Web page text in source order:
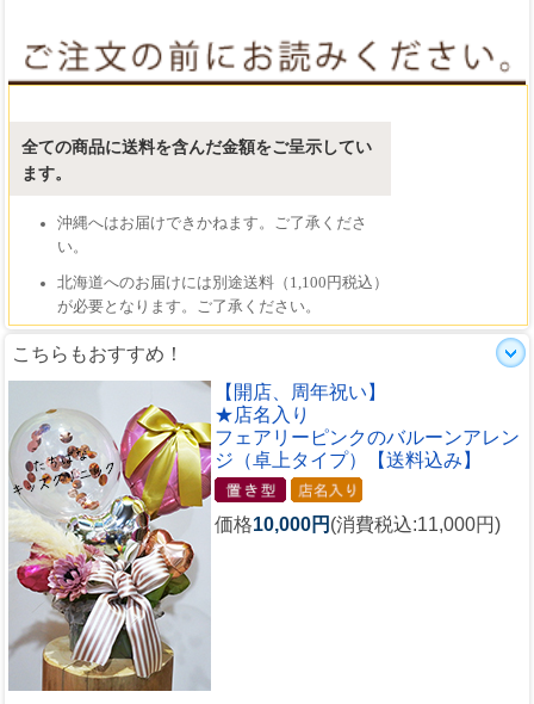
こちらもおすすめ！
【開店、周年祝い】
★店名入り
フェアリーピンクのバルーンアレン
ジ（卓上タイプ）【送料込み】
価格10,000円 (消費税込:11,000円)